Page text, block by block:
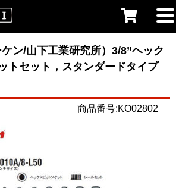
ン/山下工業研究所）3/8”ヘック
トセット，スタンダードタイプ
商品番号:KO02802